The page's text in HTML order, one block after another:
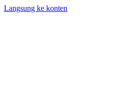
Langsung ke konten